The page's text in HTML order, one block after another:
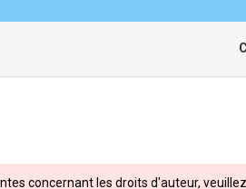
concernant les droits d'auteur,